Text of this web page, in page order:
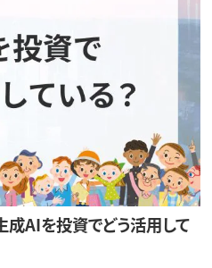
成AIを投資でどう活用して